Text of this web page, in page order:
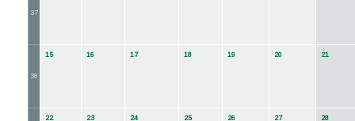
37
38
15 16 17 18 19 20 21
22 23 24 25 26 27 28